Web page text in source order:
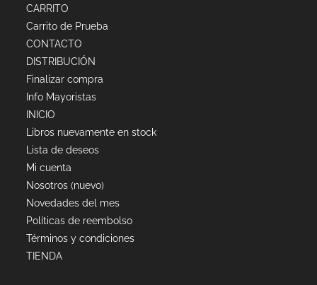
CARRITO
Carrito de Prueba
CONTACTO
DISTRIBUCIÓN
Finalizar compra
Info Mayoristas
INICIO
Libros nuevamente en stock
Lista de deseos
Mi cuenta
Nosotros (nuevo)
Novedades del mes
Políticas de reembolso
Términos y condiciones
TIENDA